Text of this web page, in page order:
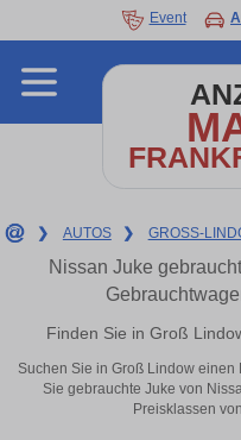
Event
❯ AUTOS ❯ GROSS-
Nissan Juke
Finden Sie in Groß
Suchen Sie in Groß Lindow
Sie gebrauchte Juke von
Preisklassen